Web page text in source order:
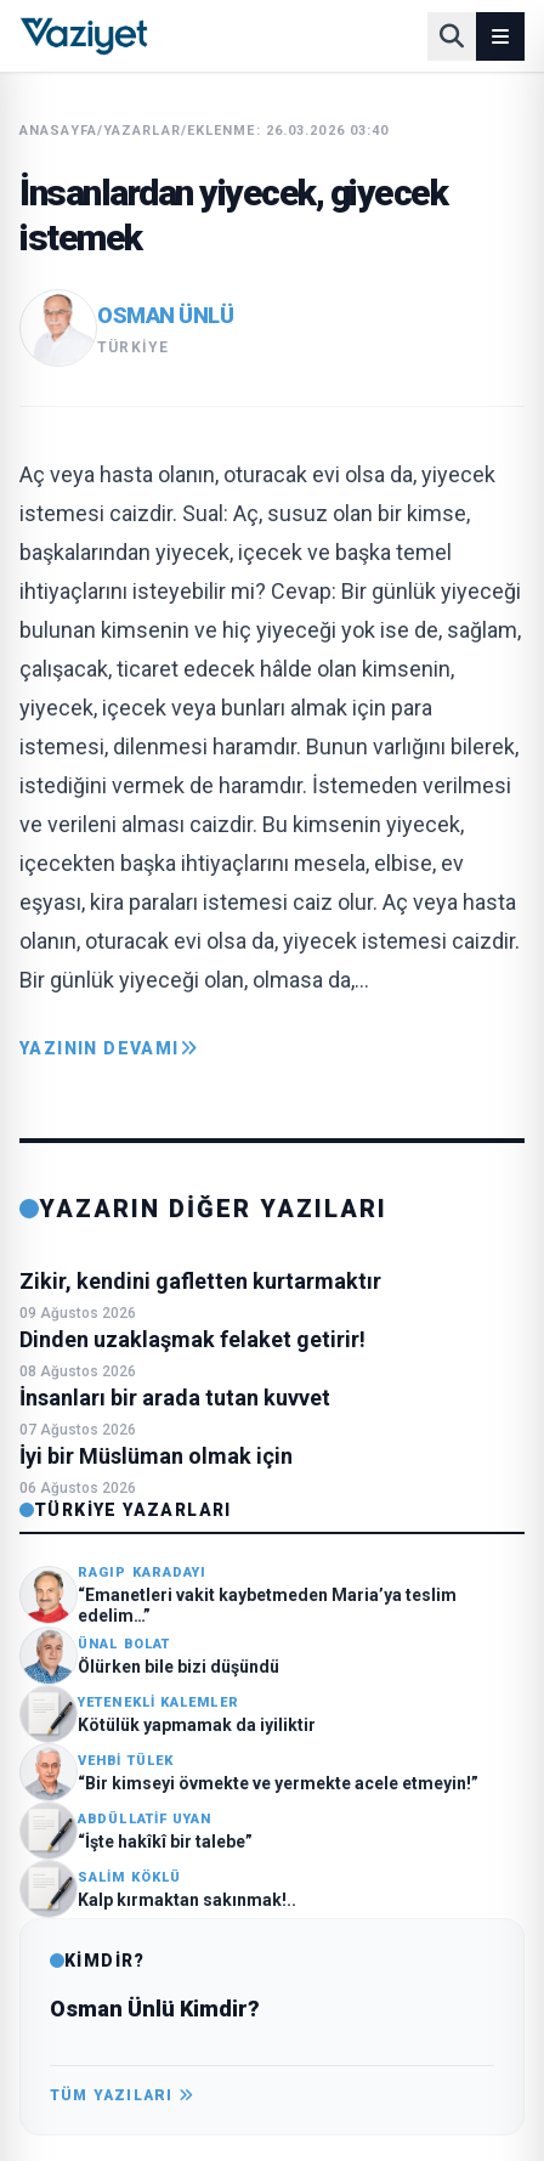
ANASAYFA/YAZARLAR/EKLENME: 26.03.2026 03:40
İnsanlardan yiyecek, giyecek
istemek
OSMAN ÜNLÜ
TÜRKIYE
Aç veya hasta olanın, oturacak evi olsa da, yiyecek
istemesi caizdir. Sual: Aç, susuz olan bir kimse,
başkalarından yiyecek, içecek ve başka temel
ihtiyaçlarını isteyebilir mi? Cevap: Bir günlük yiyeceği
bulunan kimsenin ve hiç yiyeceği yok ise de, sağlam,
çalışacak, ticaret edecek hâlde olan kimsenin,
yiyecek, içecek veya bunları almak için para
istemesi, dilenmesi haramdır. Bunun varlığını bilerek,
istediğini vermek de haramdır. İstemeden verilmesi
ve verileni alması caizdir. Bu kimsenin yiyecek,
içecekten başka ihtiyaçlarını mesela, elbise, ev
eşyası, kira paraları istemesi caiz olur. Aç veya hasta
olanın, oturacak evi olsa da, yiyecek istemesi caizdir.
Bir günlük yiyeceği olan, olmasa da,…
YAZININ DEVAMI
YAZARIN DİĞER YAZILARI
Zikir, kendini gafletten kurtarmaktır
09 Ağustos 2026
Dinden uzaklaşmak felaket getirir!
08 Ağustos 2026
İnsanları bir arada tutan kuvvet
07 Ağustos 2026
İyi bir Müslüman olmak için
06 Ağustos 2026
TÜRKIYE YAZARLARI
RAGIP KARADAYI
“Emanetleri vakit kaybetmeden Maria’ya teslim
edelim…”
ÜNAL BOLAT
Ölürken bile bizi düşündü
YETENEKLI KALEMLER
Kötülük yapmamak da iyiliktir
VEHBI TÜLEK
“Bir kimseyi övmekte ve yermekte acele etmeyin!”
ABDÜLLATIF UYAN
“İşte hakîkî bir talebe”
SALIM KÖKLÜ
Kalp kırmaktan sakınmak!..
KİMDİR?
Osman Ünlü Kimdir?
TÜM YAZILARI